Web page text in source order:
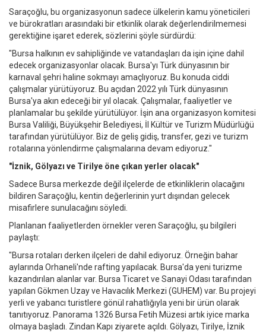
Saraçoğlu, bu organizasyonun sadece ülkelerin kamu yöneticileri
ve bürokratları arasındaki bir etkinlik olarak değerlendirilmemesi
gerektiğine işaret ederek, sözlerini şöyle sürdürdü:
"Bursa halkının ev sahipliğinde ve vatandaşları da işin içine dahil
edecek organizasyonlar olacak. Bursa'yı Türk dünyasının bir
karnaval şehri haline sokmayı amaçlıyoruz. Bu konuda ciddi
çalışmalar yürütüyoruz. Bu açıdan 2022 yılı Türk dünyasının
Bursa'ya akın edeceği bir yıl olacak. Çalışmalar, faaliyetler ve
planlamalar bu şekilde yürütülüyor. İşin ana organizasyon komitesi
Bursa Valiliği, Büyükşehir Belediyesi, İl Kültür ve Turizm Müdürlüğü
tarafından yürütülüyor. Biz de geliş gidiş, transfer, gezi ve turizm
rotalarına yönlendirme çalışmalarına devam ediyoruz."
"İznik, Gölyazı ve Tirilye öne çıkan yerler olacak"
Sadece Bursa merkezde değil ilçelerde de etkinliklerin olacağını
bildiren Saraçoğlu, kentin değerlerinin yurt dışından gelecek
misafirlere sunulacağını söyledi.
Planlanan faaliyetlerden örnekler veren Saraçoğlu, şu bilgileri
paylaştı:
"Bursa rotaları derken ilçeleri de dahil ediyoruz. Örneğin bahar
aylarında Orhaneli'nde rafting yapılacak. Bursa'da yeni turizme
kazandırılan alanlar var. Bursa Ticaret ve Sanayi Odası tarafından
yapılan Gökmen Uzay ve Havacılık Merkezi (GUHEM) var. Bu projeyi
yerli ve yabancı turistlere gönül rahatlığıyla yeni bir ürün olarak
tanıtıyoruz. Panorama 1326 Bursa Fetih Müzesi artık iyice marka
olmaya başladı. Zindan Kapı ziyarete açıldı. Gölyazı, Tirilye, İznik